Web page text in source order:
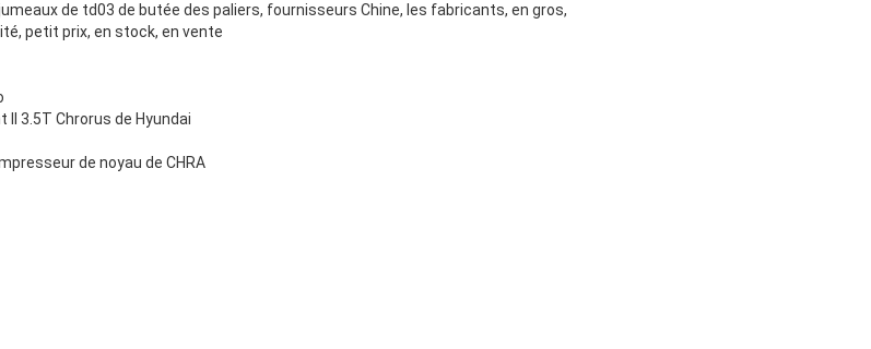
de td03 de butée des paliers, fournisseurs Chine, les fabricants, en gros,
petit prix, en stock, en vente
3.5T Chrorus de Hyundai
de noyau de CHRA